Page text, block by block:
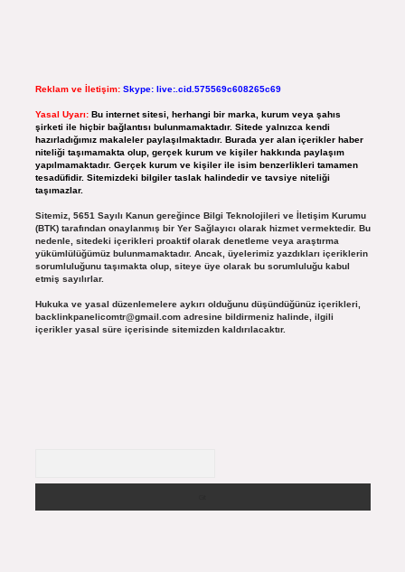
Reklam ve İletişim: Skype: live:.cid.575569c608265c69
Yasal Uyarı: Bu internet sitesi, herhangi bir marka, kurum veya şahıs
şirketi ile hiçbir bağlantısı bulunmamaktadır. Sitede yalnızca kendi
hazırladığımız makaleler paylaşılmaktadır. Burada yer alan içerikler haber
niteliği taşımamakta olup, gerçek kurum ve kişiler hakkında paylaşım
yapılmamaktadır. Gerçek kurum ve kişiler ile isim benzerlikleri tamamen
tesadüfidir. Sitemizdeki bilgiler taslak halindedir ve tavsiye niteliği
taşımazlar.
Sitemiz, 5651 Sayılı Kanun gereğince Bilgi Teknolojileri ve İletişim Kurumu
(BTK) tarafından onaylanmış bir Yer Sağlayıcı olarak hizmet vermektedir. Bu
nedenle, sitedeki içerikleri proaktif olarak denetleme veya araştırma
yükümlülüğümüz bulunmamaktadır. Ancak, üyelerimiz yazdıkları içeriklerin
sorumluluğunu taşımakta olup, siteye üye olarak bu sorumluluğu kabul
etmiş sayılırlar.
Hukuka ve yasal düzenlemelere aykırı olduğunu düşündüğünüz içerikleri,
backlinkpanelicomtr@gmail.comadresine bildirmeniz halinde, ilgili
içerikler yasal süre içerisinde sitemizden kaldırılacaktır.